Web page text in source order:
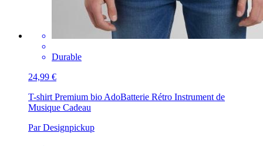
Durable
24,99 €
T-shirt Premium bio AdoBatterie Rétro Instrument de
Musique Cadeau
Par Designpickup